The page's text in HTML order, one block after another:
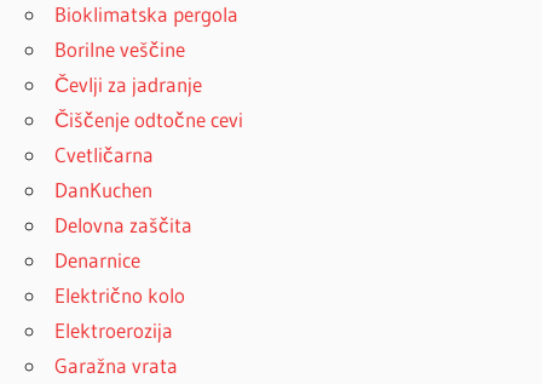
Bioklimatska pergola
Borilne veščine
Čevlji za jadranje
Čiščenje odtočne cevi
Cvetličarna
DanKuchen
Delovna zaščita
Denarnice
Električno kolo
Elektroerozija
Garažna vrata